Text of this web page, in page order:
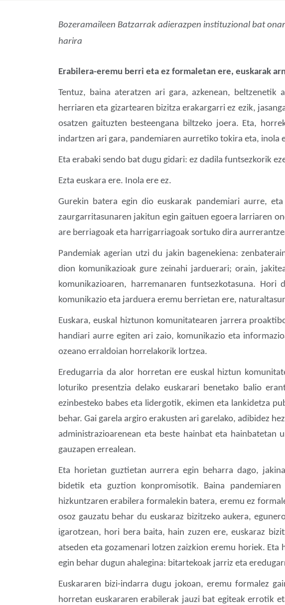
Bozeramaileen Batzarrak adierazpen instituzional bat
harira
Erabilera-eremu berri eta ez formaletan ere, euskarak
Tentuz, baina ateratzen ari gara, azkenean, beltzenetik
herriaren eta gizartearen bizitza erakargarri ez ezik,
osatzen gaituzten besteengana biltzeko joera. Eta,
indartzen ari gara, pandemiaren aurretiko tokira eta, inola
Eta erabaki sendo bat dugu gidari: ez dadila funtsezkorik
Ezta euskara ere. Inola ere ez.
Gurekin batera egin dio euskarak pandemiari aurre,
zaurgarritasunaren jakitun egin gaituen egoera larriaren
are berriagoak eta harrigarriagoak sortuko dira
Pandemiak agerian utzi du jakin bagenekiena:
dion komunikazioak gure zeinahi jarduerari; orain,
komunikazioaren, harremanaren funtsezkotasuna.
komunikazio eta jarduera eremu berrietan ere,
Euskara, euskal hiztunon komunitatearen jarrera
handiari aurre egiten ari zaio, komunikazio eta
ozeano erraldoian horrelakorik lortzea.
Eredugarria da alor horretan ere euskal hiztun
loturiko presentzia delako euskarari benetako balio
ezinbesteko babes eta lidergotik, ekimen eta lankidetza
behar. Gai garela argiro erakusten ari garelako, adibidez
administrazioarenean eta beste hainbat eta hainbatetan
gauzapen errealean.
Eta horietan guztietan aurrera egin beharra dago,
bidetik eta guztion konpromisotik. Baina
hizkuntzaren erabilera formalekin batera, eremu ez
osoz gauzatu behar du euskaraz bizitzeko aukera,
igarotzean, hori bera baita, hain zuzen ere, euskaraz
atseden eta gozamenari lotzen zaizkion eremu horiek.
egin behar dugun ahalegina: bitartekoak jarriz eta
Euskararen bizi-indarra dugu jokoan, eremu formalez
horretan euskararen erabilerak jauzi bat egiteak errotik